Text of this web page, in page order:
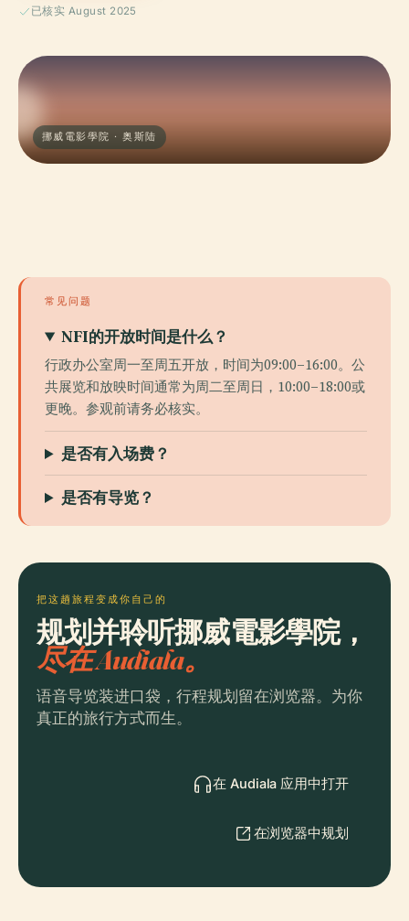
已核实 August 2025
挪威電影學院 · 奥斯陆
常见问题
NFI的开放时间是什么？
行政办公室周一至周五开放，时间为09:00–16:00。公
共展览和放映时间通常为周二至周日，10:00–18:00或
更晚。参观前请务必核实。
是否有入场费？
是否有导览？
把这趟旅程变成你自己的
规划并聆听挪威電影學院，
尽在 Audiala。
语音导览装进口袋，行程规划留在浏览器。为你
真正的旅行方式而生。
在 Audiala 应用中打开
在浏览器中规划